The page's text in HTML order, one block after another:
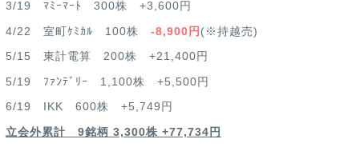
3/19 ﾏﾐｰﾏｰﾄ 300株 +3,600円
4/22 室町ｹﾐｶﾙ 100株 -8,900円 (※持越売)
5/15 東計電算 200株 +21,400円
5/19 ﾌｧﾝﾃﾞﾘｰ 1,100株 +5,500円
6/19 IKK 600株 +5,749円
立会外累計 9銘柄 3,300株 +77,734円